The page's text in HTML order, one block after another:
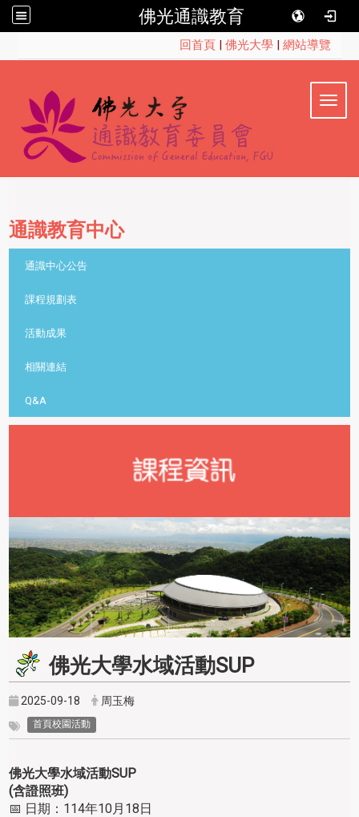
佛光通識教育
回首頁| 佛光大學| 網站導覽
通識教育中心
通識中心公告
課程規劃表
活動成果
相關連結
Q&A
佛光大學水域活動SUP
2025-09-18 周玉梅
首頁校園活動
佛光大學水域活動SUP
(含證照班)
📅 日期：114年10月18日